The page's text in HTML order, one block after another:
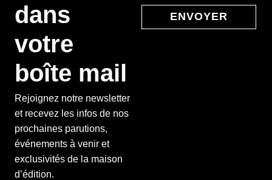
dans
votre
boîte mail
Rejoignez notre newsletter
et recevez les infos de nos
prochaines parutions,
événements à venir et
exclusivités de la maison
d’édition.
ENVOYER